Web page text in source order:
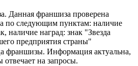
Данная франшиза проверена
по следующим пунктам: наличие
наличие наград: знак "Звезда
предприятия страны"
франшизы. Информация актуальна,
на запросы.